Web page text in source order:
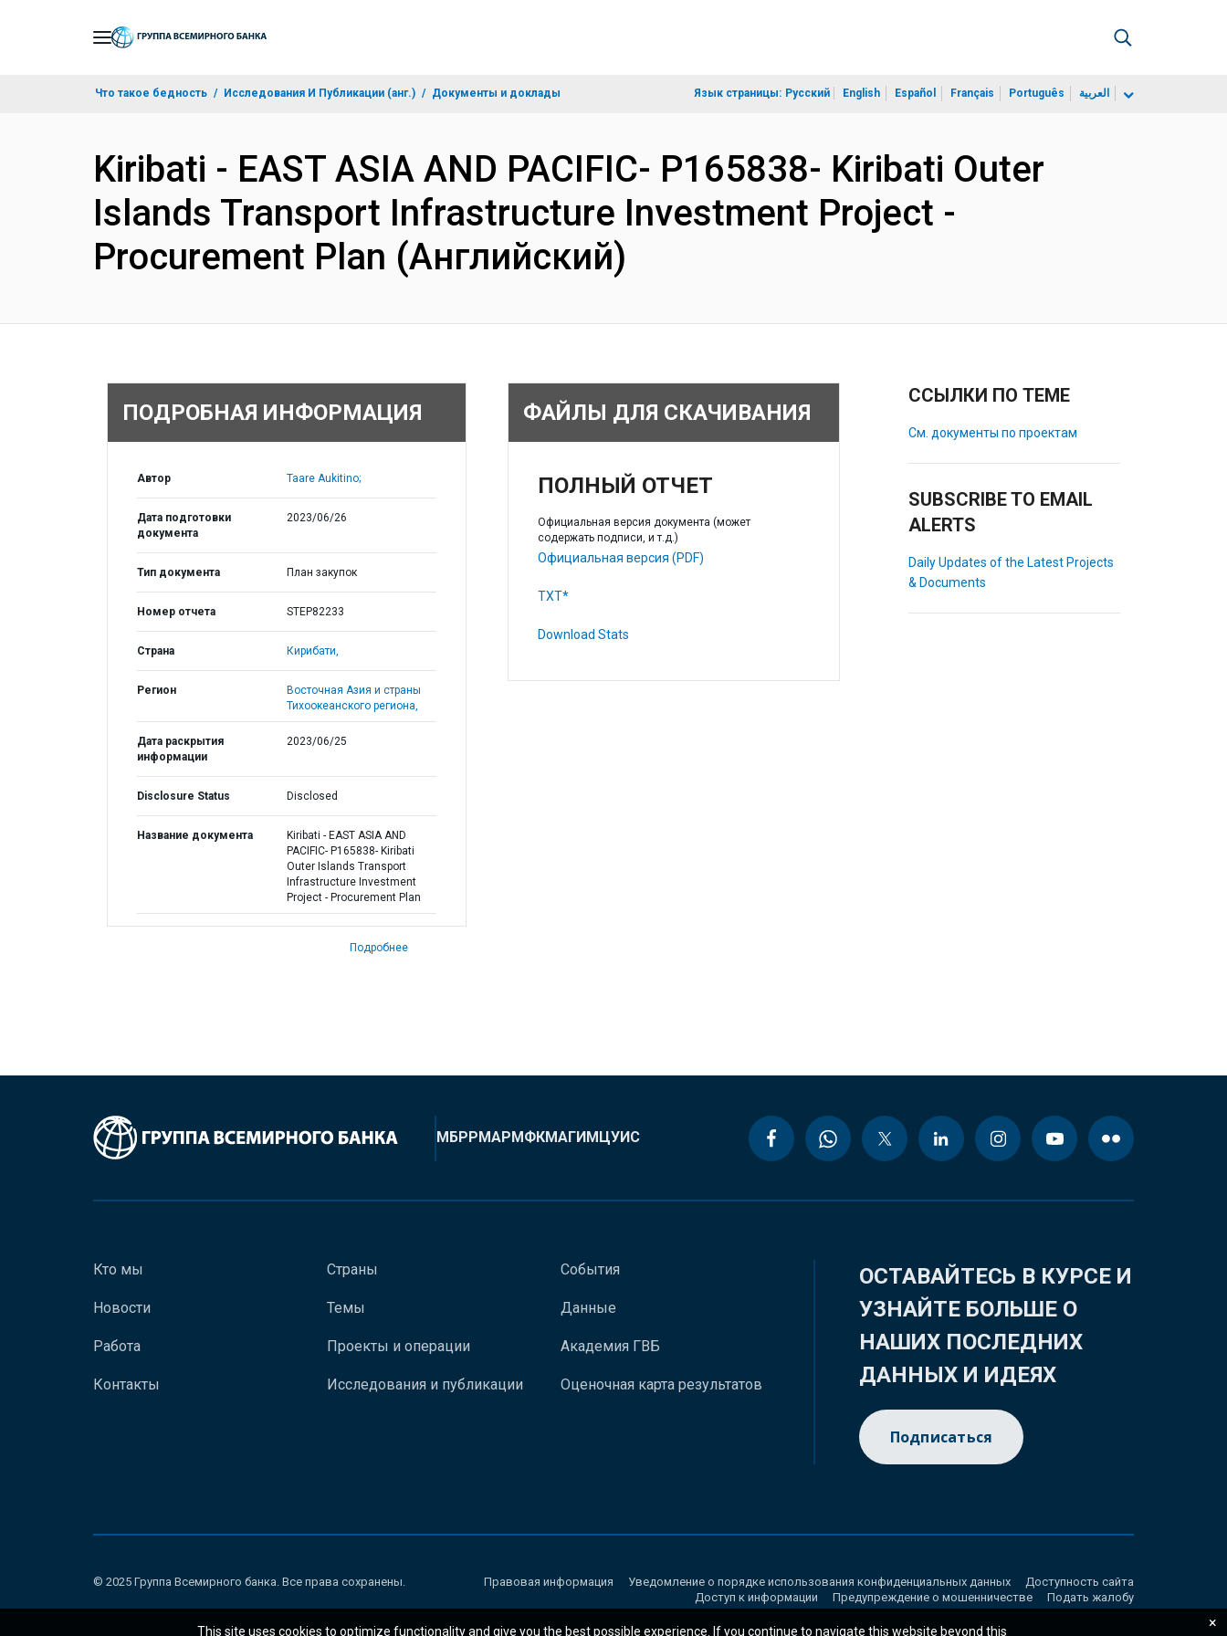
Что такое бедность Исследования И Публикации (анг.) Документы и доклады Язык страницы: Русский English Español Français Português العربية
Kiribati - EAST ASIA AND PACIFIC- P165838- Kiribati Outer
Islands Transport Infrastructure Investment Project -
Procurement Plan (Английский)
ПОДРОБНАЯ ИНФОРМАЦИЯ
Автор Taare Aukitino;
Дата подготовки
документа
2023/06/26
Тип документа План закупок
Номер отчета STEP82233
Страна Кирибати,
Регион
Восточная Азия и страны
Тихоокеанского региона,
Дата раскрытия
информации
2023/06/25
Disclosure Status Disclosed
Название документа
Kiribati - EAST ASIA AND
PACIFIC- P165838- Kiribati
Outer Islands Transport
Infrastructure Investment
Project - Procurement Plan
Подробнее
ФАЙЛЫ ДЛЯ СКАЧИВАНИЯ
ПОЛНЫЙ ОТЧЕТ
Официальная версия документа (может
содержать подписи, и т.д.)
Официальная версия (PDF)
TXT*
Download Stats
ССЫЛКИ ПО ТЕМЕ
См. документы по проектам
SUBSCRIBE TO EMAIL
ALERTS
Daily Updates of the Latest Projects
& Documents
МБРРМАРМФКМАГИМЦУИС
Кто мы
Новости
Работа
Контакты
Страны
Темы
Проекты и операции
Исследования и публикации
События
Данные
Академия ГВБ
Оценочная карта результатов
ОСТАВАЙТЕСЬ В КУРСЕ И
УЗНАЙТЕ БОЛЬШЕ О
НАШИХ ПОСЛЕДНИХ
ДАННЫХ И ИДЕЯХ
Подписаться
© 2025 Группа Всемирного банка. Все права сохранены. Правовая информация Уведомление о порядке использования конфиденциальных данных
Доступность сайта
Доступ к информации
Предупреждение о мошенничестве Подать жалобу
This site uses cookies to optimize functionality and give you the best possible experience. If you continue to navigate this website beyond this ×